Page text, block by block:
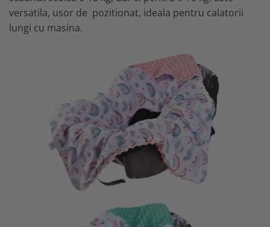
versatila, usor de pozitionat, ideala pentru calatorii
lungi cu masina.